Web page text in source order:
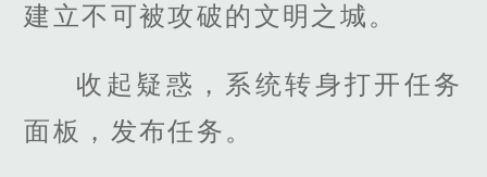
建立不可被攻破的文明之城。
收起疑惑，系统转身打开任务
面板，发布任务。